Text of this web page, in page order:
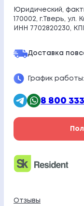
Юридический,
170002, г.Тверь, ул.
ИНН 7702820230,
Доставка по
График
8 800
Отзывы